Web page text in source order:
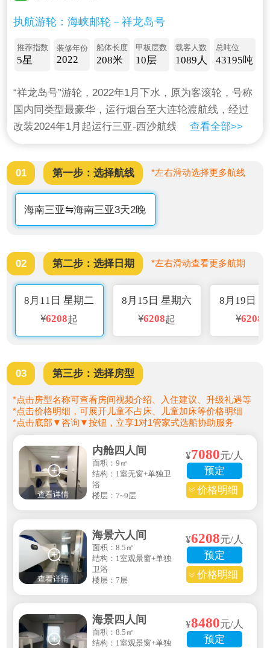
执航游轮：海峡邮轮－祥龙岛号
推荐指数
5星
装修年份
2022
船体长度
208米
甲板层数
10层
载客人数
1089人
总吨位
43195吨
“祥龙岛号”游轮，2022年1月下水，原为客滚轮，号称
国内同类型最豪华，运行烟台至大连轮渡航线，经过
改装2024年1月起运行三亚-西沙航线。是目前国内客
滚船中航速zui快、智能化zui高的现代化节能环保型大
型客滚船。船上设有音乐餐吧、多功能娱乐室、玻璃
海休闲吧、海上创意市集、棋牌室、电影院、120平方
米超市、健身房等个性化设施。同时，比照国际豪华
邮轮设计理念，露天甲板布置了天幕区、休闲座椅、
时尚橡塑地板、LED 大屏幕等设施设备，能够为旅客
满足旅客出行和休闲的双重需求。
查看全部>>
01 第一步：选择航线 *左右滑动选择更多航线
海南三亚⇋海南三亚3天2晚
02 第二步：选择日期 *左右滑动查看更多航期
8月11日 星期二
¥6208起
8月15日 星期六
¥6208起
8月19日
¥6208
03 第三步：选择房型
*点击房型名称可查看房间视频介绍、入住建议、升级礼遇等
*点击价格明细，可展开儿童不占床、儿童加床等价格明细
*点击底部▼咨询▼按钮，立享1对1管家式选船协助服务
查看详情
内舱四人间
面积：9㎡
结构：1室无窗+单独卫
浴
楼层：7~9层
¥7080元/人
预定
价格明细
查看详情
海景六人间
面积：8.5㎡
结构：1室观景窗+单独
卫浴
楼层：7层
¥6208元/人
预定
价格明细
海景四人间
面积：8.5㎡
结构：1室观景窗+单独
¥8480元/人
预定